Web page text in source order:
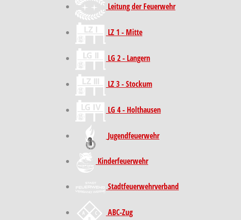
Leitung der Feuerwehr
LZ 1 - Mitte
LG 2 - Langern
LZ 3 - Stockum
LG 4 - Holthausen
Jugendfeuerwehr
Kinder­feuer­wehr
Stadt­feuer­wehr­verband
ABC-Zug